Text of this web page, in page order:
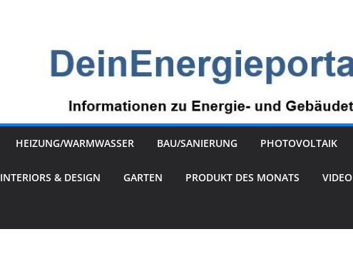
HEIZUNG/WARMWASSER BAU/SANIERUNG PHOTOVOLTAIK
INTERIORS & DESIGN GARTEN PRODUKT DES MONATS VIDEO